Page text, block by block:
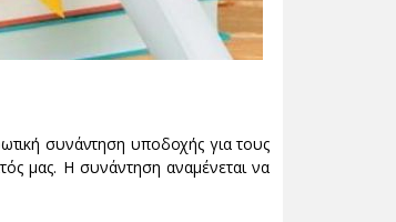
συνάντηση υποδοχής για τους
μας. Η συνάντηση αναμένεται να